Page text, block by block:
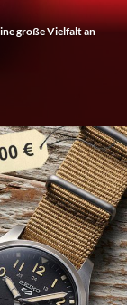
große Vielfalt an